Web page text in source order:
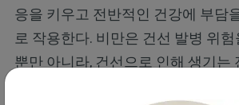
응을 키우고 전반적인 건강에 부담
로 작용한다. 비만은 건선 발병 위
뿐만 아니라, 건선으로 인해 생기는
해 상태가 더 악화될 수 있다. 비만